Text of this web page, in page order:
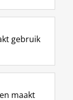
I
n
t
r
m
Y
o
T
e
k
gebruik
maakt